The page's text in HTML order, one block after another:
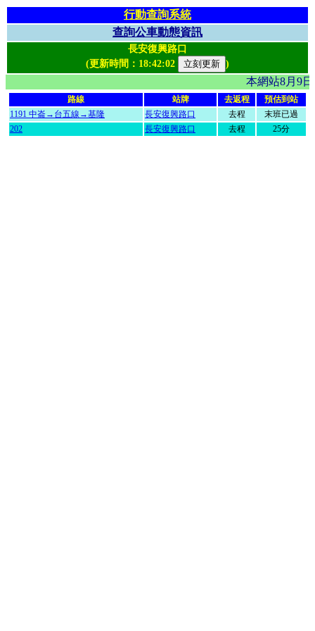
行動查詢系統
查詢公車動態資訊
長安復興路口
(更新時間： 18:42:02 )
本網站8月9
路線 站牌 去返程
預估到站
1191 中崙→台五線→基隆
長安復興路口 去程
末班已過
202
長安復興路口 去程 25分